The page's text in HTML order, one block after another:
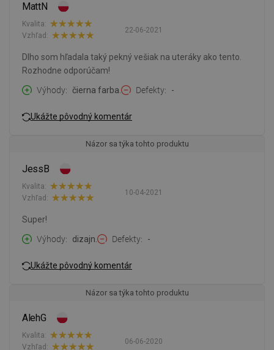
MattN
22-06-2021
Kvalita:
Vzhľad:
Dlho som hľadala taký pekný vešiak na uteráky ako tento.
Rozhodne odporúčam!
Výhody
čierna farba. Defekty -
Ukážte pôvodný komentár
Názor sa týka tohto produktu
JessB
10-04-2021
Kvalita:
Vzhľad:
Super!
Výhody
dizajn. Defekty -
Ukážte pôvodný komentár
Názor sa týka tohto produktu
AlehG
06-06-2020
Kvalita:
Vzhľad: